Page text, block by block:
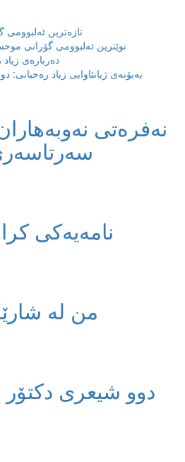
نەفرەتی
نامەیەکی
من له‌
دوو شیعری